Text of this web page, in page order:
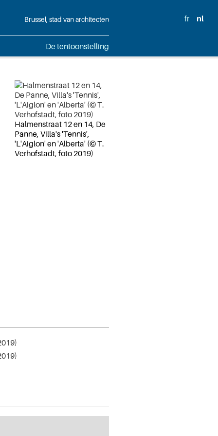
Brussel, stad van architecten
De tentoonstelling
fr nl
Halmenstraat 12 en 14, De
Panne, Villa's 'Tennis',
'L'Aiglon' en 'Alberta' (© T.
Verhofstadt, foto 2019)